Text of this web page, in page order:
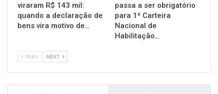
viraram R$ 143 mil:
quando a declaração de
bens vira motivo de…
passa a ser obrigatório
para 1ª Carteira
Nacional de
Habilitação…
PREV NEXT